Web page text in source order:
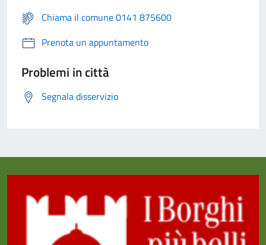
Chiama il comune 0141 875600
Prenota un appuntamento
Problemi in città
Segnala disservizio